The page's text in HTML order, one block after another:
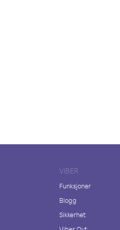
VIBER
Funksjoner
Blogg
Sikkerhet